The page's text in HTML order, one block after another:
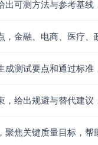
标。
任意T+0查询任务期间
并发查询，具体并发与
与核心交易服务CPU、
可测方法与参考基线
金融、电商、医疗、
测试要点和通过标准
给出规避与替代建议
焦关键质量目标，帮